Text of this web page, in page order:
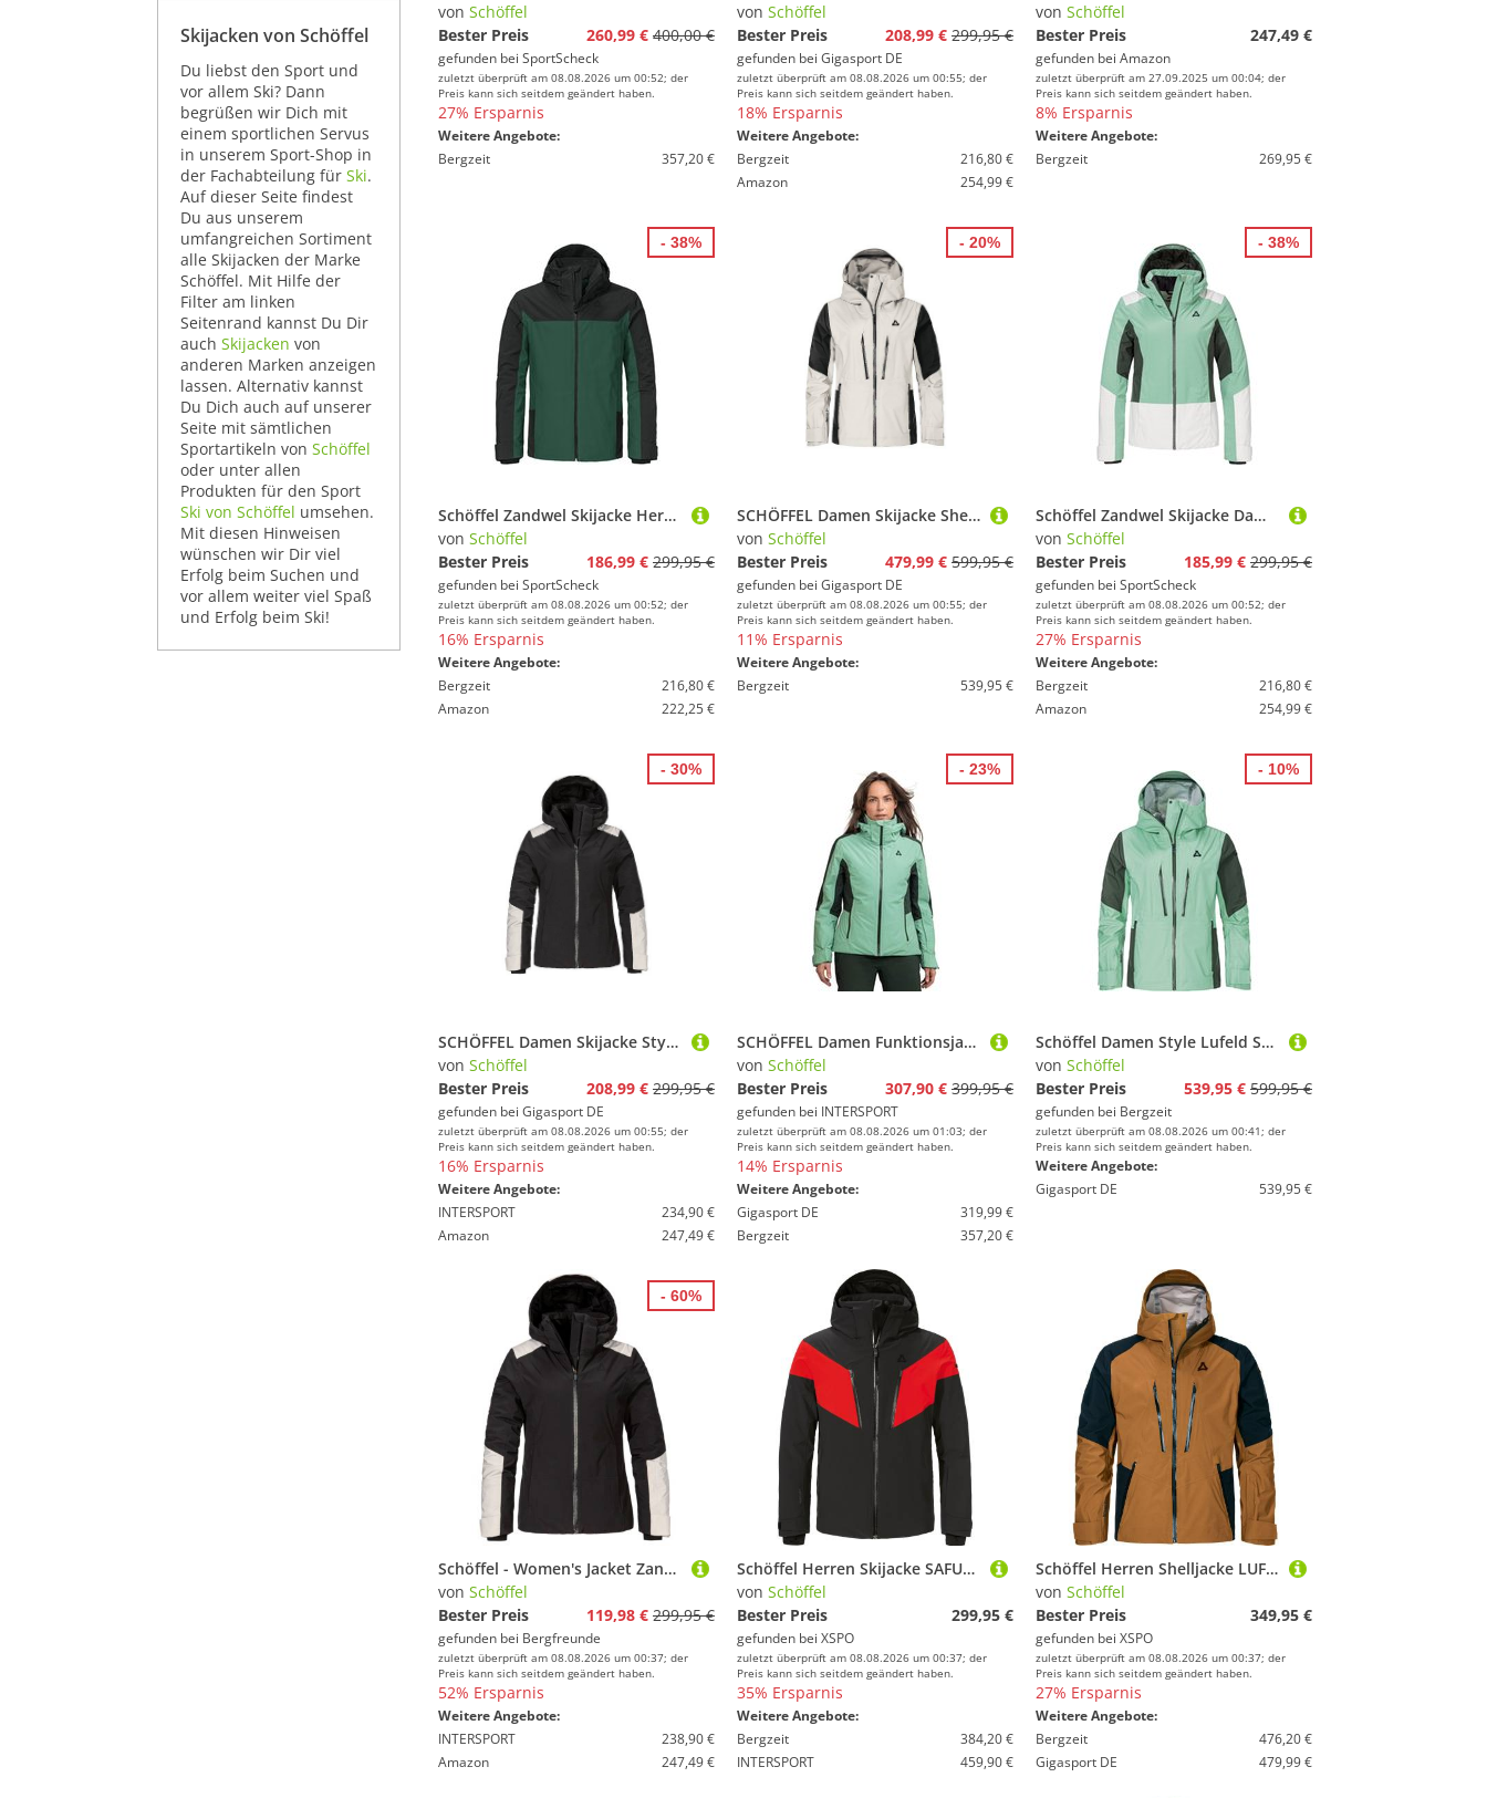
Skijacken von Schöffel
Du liebst den Sport und
vor allem Ski? Dann
begrüßen wir Dich mit
einem sportlichen Servus
in unserem Sport-Shop in
der Fachabteilung für Ski.
Auf dieser Seite findest
Du aus unserem
umfangreichen Sortiment
alle Skijacken der Marke
Schöffel. Mit Hilfe der
Filter am linken
Seitenrand kannst Du Dir
auch Skijacken von
anderen Marken anzeigen
lassen. Alternativ kannst
Du Dich auch auf unserer
Seite mit sämtlichen
Sportartikeln von Schöffel
oder unter allen
Produkten für den Sport
Ski von Schöffel umsehen.
Mit diesen Hinweisen
wünschen wir Dir viel
Erfolg beim Suchen und
vor allem weiter viel Spaß
und Erfolg beim Ski!
von Schöffel
Bester Preis
260,99 € 400,00 €
gefunden bei SportScheck
zuletzt überprüft am 08.08.2026 um 00:52; der
Preis kann sich seitdem geändert haben.
27% Ersparnis
Weitere Angebote:
Bergzeit
357,20 €
von Schöffel
Bester Preis
208,99 € 299,95 €
gefunden bei Gigasport DE
zuletzt überprüft am 08.08.2026 um 00:55; der
Preis kann sich seitdem geändert haben.
18% Ersparnis
Weitere Angebote:
Bergzeit
216,80 €
Amazon
254,99 €
von Schöffel
Bester Preis
247,49 €
gefunden bei Amazon
zuletzt überprüft am 27.09.2025 um 00:04; der
Preis kann sich seitdem geändert haben.
8% Ersparnis
Weitere Angebote:
Bergzeit
269,95 €
Schöffel Zandwel Skijacke Herren
von Schöffel
Bester Preis
186,99 € 299,95 €
gefunden bei SportScheck
zuletzt überprüft am 08.08.2026 um 00:52; der
Preis kann sich seitdem geändert haben.
16% Ersparnis
Weitere Angebote:
Bergzeit
216,80 €
Amazon
222,25 €
- 38%
SCHÖFFEL Damen Skijacke Shell Style Lufeld weiss | 38
von Schöffel
Bester Preis
479,99 € 599,95 €
gefunden bei Gigasport DE
zuletzt überprüft am 08.08.2026 um 00:55; der
Preis kann sich seitdem geändert haben.
11% Ersparnis
Weitere Angebote:
Bergzeit
539,95 €
- 20%
Schöffel Zandwel Skijacke Damen
von Schöffel
Bester Preis
185,99 € 299,95 €
gefunden bei SportScheck
zuletzt überprüft am 08.08.2026 um 00:52; der
Preis kann sich seitdem geändert haben.
27% Ersparnis
Weitere Angebote:
Bergzeit
216,80 €
Amazon
254,99 €
- 38%
SCHÖFFEL Damen Skijacke Style Zandwel schwarz | 40
von Schöffel
Bester Preis
208,99 € 299,95 €
gefunden bei Gigasport DE
zuletzt überprüft am 08.08.2026 um 00:55; der
Preis kann sich seitdem geändert haben.
16% Ersparnis
Weitere Angebote:
INTERSPORT
234,90 €
Amazon
247,49 €
- 30%
SCHÖFFEL Damen Funktionsjacke Jacket Style Trifex WMS
von Schöffel
Bester Preis
307,90 € 399,95 €
gefunden bei INTERSPORT
zuletzt überprüft am 08.08.2026 um 01:03; der
Preis kann sich seitdem geändert haben.
14% Ersparnis
Weitere Angebote:
Gigasport DE
319,99 €
Bergzeit
357,20 €
- 23%
Schöffel Damen Style Lufeld Shell Jacke
von Schöffel
Bester Preis
539,95 € 599,95 €
gefunden bei Bergzeit
zuletzt überprüft am 08.08.2026 um 00:41; der
Preis kann sich seitdem geändert haben.
Weitere Angebote:
Gigasport DE
539,95 €
- 10%
Schöffel - Women's Jacket Zandwel - Skijacke Gr 44 schwarz
von Schöffel
Bester Preis
119,98 € 299,95 €
gefunden bei Bergfreunde
zuletzt überprüft am 08.08.2026 um 00:37; der
Preis kann sich seitdem geändert haben.
52% Ersparnis
Weitere Angebote:
INTERSPORT
238,90 €
Amazon
247,49 €
- 60%
Schöffel Herren Skijacke SAFUNA black
von Schöffel
Bester Preis
299,95 €
gefunden bei XSPO
zuletzt überprüft am 08.08.2026 um 00:37; der
Preis kann sich seitdem geändert haben.
35% Ersparnis
Weitere Angebote:
Bergzeit
384,20 €
INTERSPORT
459,90 €
Schöffel Herren Shelljacke LUFELD caramel/black
von Schöffel
Bester Preis
349,95 €
gefunden bei XSPO
zuletzt überprüft am 08.08.2026 um 00:37; der
Preis kann sich seitdem geändert haben.
27% Ersparnis
Weitere Angebote:
Bergzeit
476,20 €
Gigasport DE
479,99 €